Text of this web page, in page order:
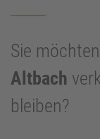
Sie
Altbach
bleiben?